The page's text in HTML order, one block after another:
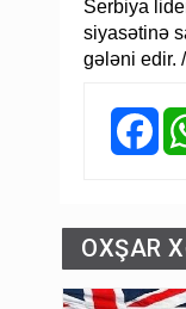
Serbiya
siyasətinə
gələni edir.
OXŞAR